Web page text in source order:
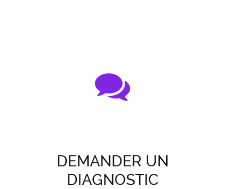
DEMANDER UN
DIAGNOSTIC